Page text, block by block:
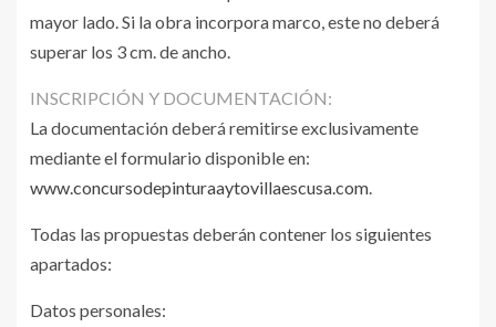
mayor lado. Si la obra incorpora marco, este no deberá
superar los 3 cm. de ancho.
INSCRIPCIÓN Y DOCUMENTACIÓN:
La documentación deberá remitirse exclusivamente
mediante el formulario disponible en:
www.concursodepinturaaytovillaescusa.com.
Todas las propuestas deberán contener los siguientes
apartados:
Datos personales: